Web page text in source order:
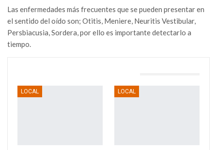
Las enfermedades más frecuentes que se pueden presentar en
el sentido del oído son; Otitis, Meniere, Neuritis Vestibular,
Persbiacusia, Sordera, por ello es importante detectarlo a
tiempo.
LOCAL LOCAL